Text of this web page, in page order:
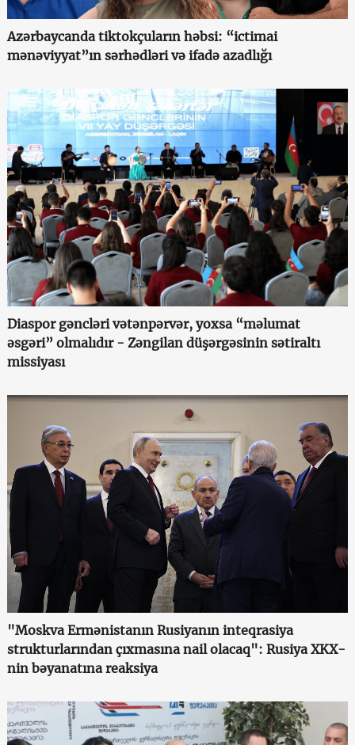
Azərbaycanda tiktokçuların həbsi: “ictimai
mənəviyyat”ın sərhədləri və ifadə azadlığı
Diaspor gəncləri vətənpərvər, yoxsa “məlumat
əsgəri” olmalıdır - Zəngilan düşərgəsinin sətiraltı
missiyası
"Moskva Ermənistanın Rusiyanın inteqrasiya
strukturlarından çıxmasına nail olacaq": Rusiya XKX-
nin bəyanatına reaksiya